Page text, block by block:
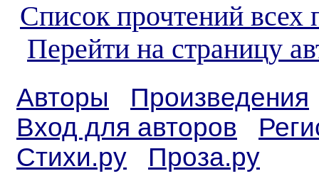
Список прочтений всех
Перейти на страницу
Авторы
Произведения
Вход для авторов
Стихи.ру
Проза.ру